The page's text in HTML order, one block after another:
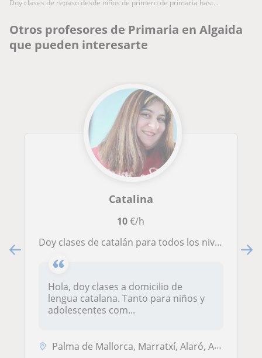
doy clases de repaso desde niños de primero de primaria hast...
Otros profesores de Primaria en Algaida
que pueden interesarte
Catalina
10€/h
Doy clases de catalán para todos los niveles (nativa)
Hola, doy clases a domicilio de
lengua catalana. Tanto para niños y
adolescentes com...
Palma de Mallorca, Marratxí, Alaró, Algaida